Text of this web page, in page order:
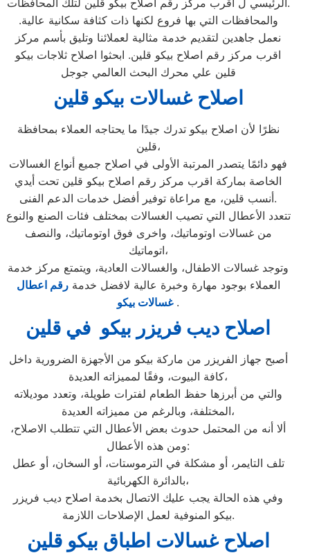
الرئيسي ل اقرب مركز رقم اصلاح بيكو قلين لتلك المحافظات.
والمحافظات التي بها فروع لكنها ذات كثافة سكانية عالية.
نعمل جاهدين لتقديم خدمة مثالية لعملائنا وتليق بأسم مركز
اقرب مركز رقم اصلاح بيكو قلين. ابحثوا اصلاح ثلاجات بيكو
قلين علي محرك البحث العالمي جوجل
اصلاح غسالات بيكو قلين
نظرًا لأن اصلاح بيكو تدرك جيدًا ما يحتاجه العملاء بمحافظة
قلين،
فهو دائمًا يتصدر المرتبة الأولى في اصلاح جميع أنواع الغسالات
الخاصة بماركة اقرب مركز رقم اصلاح بيكو قلين تحت أيدي
أنسب قلين، مع مراعاة توفير أفضل خدمات الدعم الفنى.
تتعدد الأعطال التي تصيب الغسالات بمختلف فئات الصنع والنوع
من غسالات اوتوماتيك، واخرى فوق اوتوماتيك، والنصف
اتوماتيك،
وتوجد غسالات الاطفال، والغسالات العادية، ويتمتع مركز خدمة
العملاء بوجود مهارة وخبرة عالية لافضل خدمةرقم اعطال
غسالات بيكو.
اصلاح ديب فريزر بيكو في قلين
أصبح جهاز الفريزر من ماركة بيكو من الأجهزة الضرورية داخل
كافة البيوت، وفقًا لمميزاته العديدة،
والتي من أبرزها حفظ الطعام لفترات طويلة، وتعدد موديلاته
المختلفة، وبالرغم من مميزاته العديدة،
ألا أنه من المحتمل حدوث بعض الأعطال التي تتطلب الاصلاح،
ومن هذه الأعطال:
تلف التايمر، أو مشكلة في الترموستات، أو السخان، أو عطل
بالدائرة الكهربائية،
وفي هذه الحالة يجب عليك الاتصال بخدمة اصلاح ديب فريزر
بيكو المنوفية لعمل الإصلاحات اللازمة.
اصلاح غسالات اطباق بيكو قلين